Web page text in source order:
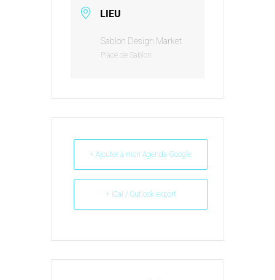
LIEU
Sablon Design Market
Place de Sablon
+ Ajouter à mon Agenda Google
+ iCal / Outlook export